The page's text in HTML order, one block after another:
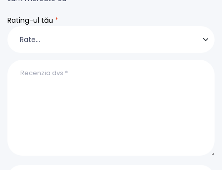
Rating-ul tău *